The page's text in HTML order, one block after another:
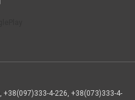
4-226, +38(073)333-4-